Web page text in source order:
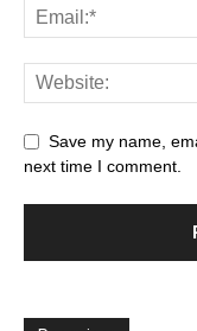
Save my name,
next time I comment.